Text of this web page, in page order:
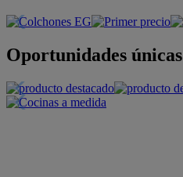
Oportunidades únicas